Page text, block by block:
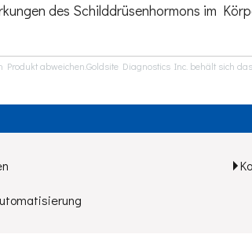
des Schilddrüsenhormons im
abweichen.Goldsite Diagnostics Inc. behält sich